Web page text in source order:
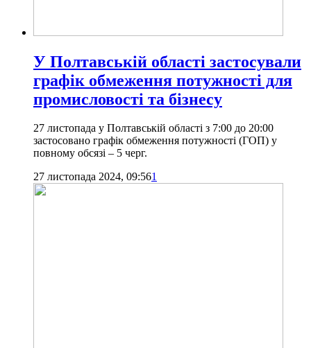
У Полтавській області застосували
графік обмеження потужності для
промисловості та бізнесу
27 листопада у Полтавській області з 7:00 до 20:00
застосовано графік обмеження потужності (ГОП) у
повному обсязі – 5 черг.
27 листопада 2024, 09:561